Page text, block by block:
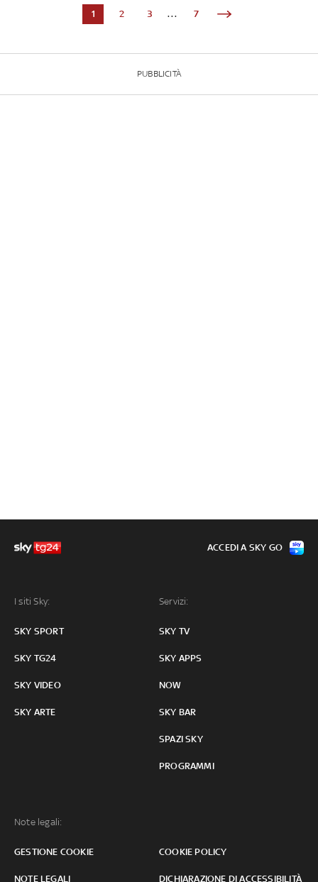
1 2 3 ... 7
PUBBLICITÀ
I siti Sky:
SKY SPORT
SKY TG24
SKY VIDEO
SKY ARTE
Servizi:
SKY TV
SKY APPS
NOW
SKY BAR
SPAZI SKY
PROGRAMMI
Note legali:
GESTIONE COOKIE COOKIE POLICY
NOTE LEGALI DICHIARAZIONE DI ACCESSIBILITÀ
ACCEDI A SKY GO